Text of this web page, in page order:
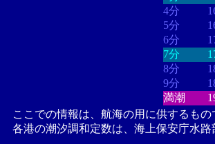
4分
5分
6分
7分
8分
9分
満潮
ここでの情報は、航海の用に供するも
各港の潮汐調和定数は、海上保安庁水